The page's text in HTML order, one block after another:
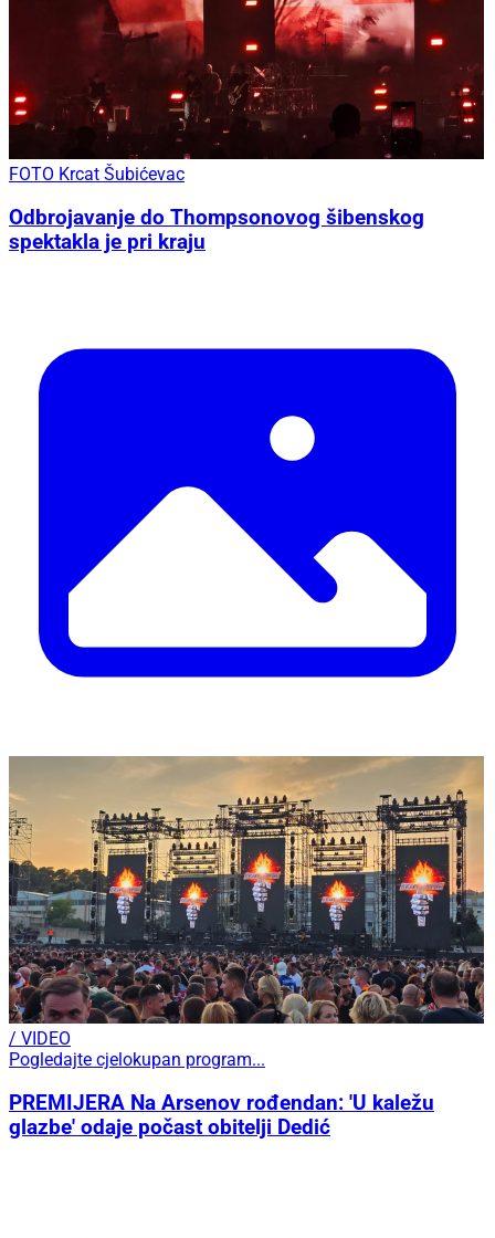
FOTO Krcat Šubićevac
Odbrojavanje do Thompsonovog šibenskog
spektakla je pri kraju
/ VIDEO
Pogledajte cjelokupan program...
PREMIJERA Na Arsenov rođendan: 'U kaležu
glazbe' odaje počast obitelji Dedić